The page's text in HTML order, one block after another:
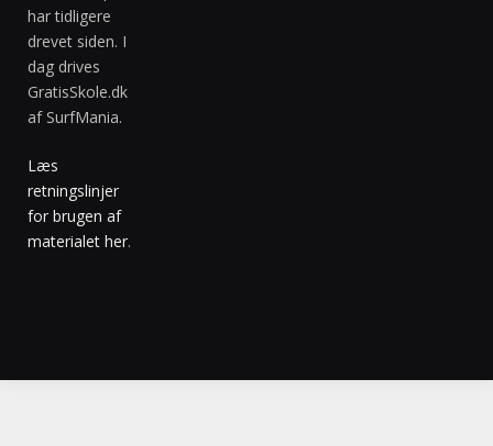
har tidligere
drevet siden. I
dag drives
GratisSkole.dk
af SurfMania.
Læs
retningslinjer
for brugen af
materialet her.